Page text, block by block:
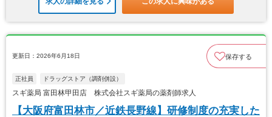
更新日：2026年6月18日 保存する
正社員 ドラッグストア（調剤併設）
スギ薬局 富田林甲田店 株式会社スギ薬局の薬剤師求人
【大阪府富田林市／近鉄長野線】研修制度の充実した